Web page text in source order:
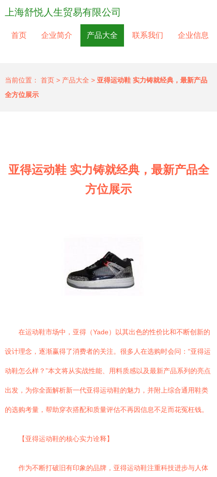
上海舒悦人生贸易有限公司
首页 企业简介 产品大全 联系我们 企业信息
当前位置： 首页 > 产品大全 > 亚得运动鞋 实力铸就经典，最新产品
全方位展示
亚得运动鞋 实力铸就经典，最新产品全
方位展示
在运动鞋市场中，亚得（Yade）以其出色的性价比和不断创新的
设计理念，逐渐赢得了消费者的关注。很多人在选购时会问：“亚得运
动鞋怎么样？”本文将从实战性能、用料质感以及最新产品系列的亮点
出发，为你全面解析新一代亚得运动鞋的魅力，并附上综合通用鞋类
的选购考量，帮助穿衣搭配和质量评估不再因信息不足而花冤枉钱。
【亚得运动鞋的核心实力诠释】
作为不断打破旧有印象的品牌，亚得运动鞋注重科技进步与人体